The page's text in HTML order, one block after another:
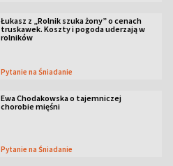
Łukasz z „Rolnik szuka żony” o cenach
truskawek. Koszty i pogoda uderzają w
rolników
Pytanie na Śniadanie
Ewa Chodakowska o tajemniczej
chorobie mięśni
Pytanie na Śniadanie